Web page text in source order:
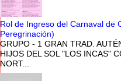
Rol de Ingreso del Carnaval de
Peregrinación)
GRUPO - 1 GRAN TRAD.
HIJOS DEL SOL "LOS INCAS"
NORT...